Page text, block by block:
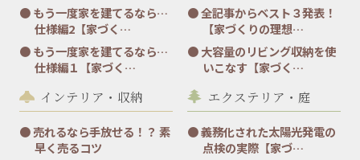
もう一度家を建てるなら…
仕様編2【家づく…
もう一度家を建てるなら…
仕様編１【家づく…
全記事からベスト３発表！
【家づくりの理想…
大容量のリビング収納を使
いこなす【家づく…
インテリア・収納
売れるなら手放せる！？ 素
早く売るコツ
エクステリア・庭
義務化された太陽光発電の
点検の実際【家づ…